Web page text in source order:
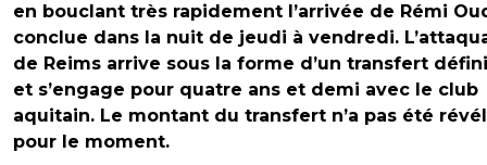
en bouclant très rapidement l’arrivée de Rémi
conclue dans la nuit de jeudi à vendredi.
de Reims arrive sous la forme d’un transfert
et s’engage pour quatre ans et demi avec le club
aquitain. Le montant du transfert n’a pas été
pour le moment.